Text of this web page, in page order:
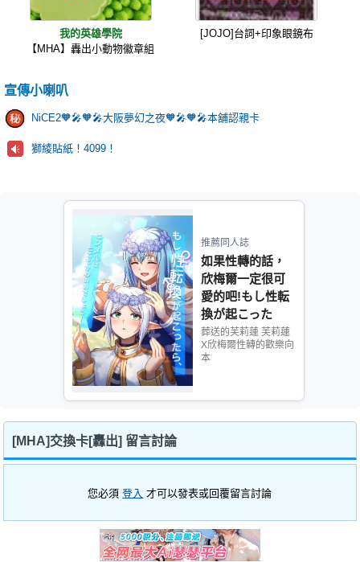
我的英雄學院
【MHA】轟出小動物徽章組
[JOJO]台詞+印象眼鏡布
宣傳小喇叭
NiCE2🧡🎤🧡🎤大阪夢幻之夜🧡🎤🧡🎤本舖認親卡
獅綾貼紙！4099！
推薦同人誌
如果性轉的話，
欣梅爾一定很可
愛的吧!もし性転
換が起こった
ら、ヒンメルは
とてもかわいい
葬送的芙莉蓮 芙莉蓮
X欣梅爾性轉的歡樂向
本
[MHA]交換卡[轟出] 留言討論
您必須登入 才可以發表或回覆留言討論